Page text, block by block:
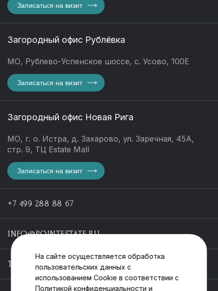
Записаться на визит
Загородный офис Рублёвка
МО, Рублево-Успенское шоссе, с. Усово, 100Е
Записаться на визит
Загородный офис Новая Рига
МО, г. о. Истра, д. Захарово, ул. Заречная, 45А,
стр. 9, ТЦ Estate Mall
Записаться на визит
+7 499 288 88 67
INFO@POINTESTATE.RU
TELEGRAM
На сайте осуществляется обработка
пользовательских данных с
использованием Cookie в соответствии с
Политикой конфиденциальности и